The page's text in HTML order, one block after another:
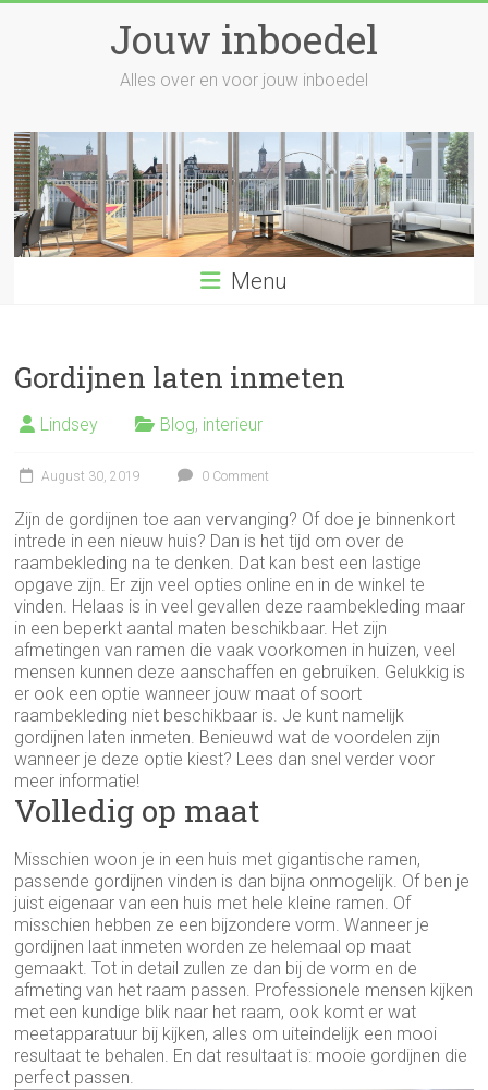
Jouw inboedel
Alles over en voor jouw inboedel
Menu
Gordijnen laten inmeten
Lindsey Blog, interieur
August 30, 2019 0 Comment
Zijn de gordijnen toe aan vervanging? Of doe je binnenkort
intrede in een nieuw huis? Dan is het tijd om over de
raambekleding na te denken. Dat kan best een lastige
opgave zijn. Er zijn veel opties online en in de winkel te
vinden. Helaas is in veel gevallen deze raambekleding maar
in een beperkt aantal maten beschikbaar. Het zijn
afmetingen van ramen die vaak voorkomen in huizen, veel
mensen kunnen deze aanschaffen en gebruiken. Gelukkig is
er ook een optie wanneer jouw maat of soort
raambekleding niet beschikbaar is. Je kunt namelijk
gordijnen laten inmeten. Benieuwd wat de voordelen zijn
wanneer je deze optie kiest? Lees dan snel verder voor
meer informatie!
Volledig op maat
Misschien woon je in een huis met gigantische ramen,
passende gordijnen vinden is dan bijna onmogelijk. Of ben je
juist eigenaar van een huis met hele kleine ramen. Of
misschien hebben ze een bijzondere vorm. Wanneer je
gordijnen laat inmeten worden ze helemaal op maat
gemaakt. Tot in detail zullen ze dan bij de vorm en de
afmeting van het raam passen. Professionele mensen kijken
met een kundige blik naar het raam, ook komt er wat
meetapparatuur bij kijken, alles om uiteindelijk een mooi
resultaat te behalen. En dat resultaat is: mooie gordijnen die
perfect passen.